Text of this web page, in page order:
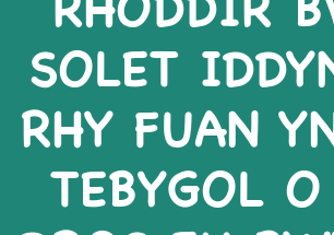
SOLET
RHY FUAN
TEBYGOL